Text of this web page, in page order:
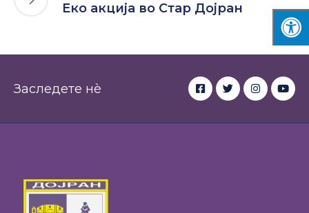
Еко акција во Стар Дојран
Заследете нè